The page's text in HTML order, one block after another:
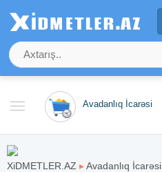
Avadanlıq İcarəsi
XiDMETLER.AZ ▸Avadanlıq İcarəsi